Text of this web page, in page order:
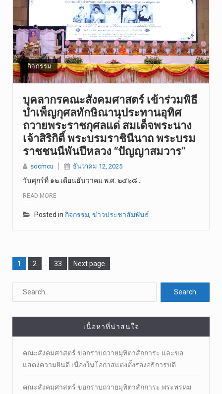
กิจกรรม
บุคลากรคณะ​สังคม​ศาสตร์​​ เข้าร่วมพิธี
บำเพ็ญกุศลทักษิณานุประทานอุทิศ
ถวายพระราชกุศลแด่ สมเด็จพระนาง
เจ้าสิริกิติ์ พระบรมราชินีนาถ พระบรม
ราชชนนีพันปีหลวง “ปัญญาสมวาร”
socmcu ธันวาคม 12, 2025
วันศุกร์ที่ ๑๒ เดือนธันวาคม พ.ศ. ๒๕๖๘…
READ MORE
Posted in กิจกรรม, ข่าวประชาสัมพันธ์
Page
1 Page
2 Page
33 Next page
เนื้อหาที่น่าสนใจ
คณะสังคมศาสตร์ ขอกราบถวายมุทิตาสักการะ และขอ
แสดงความยินดี เนื่องในโอกาสแต่งตั้งรองอธิการบดี
คณะสังคมศาสตร์ ขอกราบถวายมุทิตาสักการะ พระพรหม